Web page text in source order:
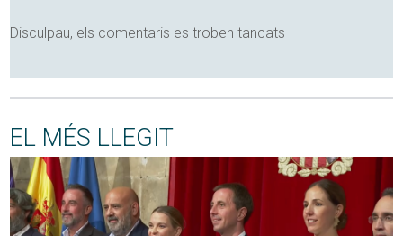
Disculpau, els comentaris es troben tancats
EL MÉS LLEGIT